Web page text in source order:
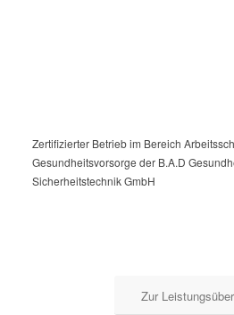
Zertifizierter Betrieb im Bereich
Gesundheitsvorsorge der B.A.D
Sicherheitstechnik GmbH
Zur